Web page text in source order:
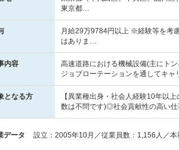
東京都…
月給29万9784円以上 ※経験等を考
はありま…
内容
高速道路における機械設備(主にト
ジョブローテーションを通してキャ
となる方
【異業種出身・社会人経験10年以
数は不問です)◎社会貢献性の高い
データ 設立：2005年10月／従業員数：1,156人／